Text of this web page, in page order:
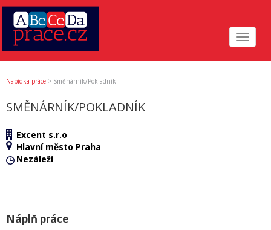
Toggle
Nabídka práce > Směnárník/Pokladník
SMĚNÁRNÍK/POKLADNÍK
Excent s.r.o
Hlavní město Praha
Nezáleží
Náplň práce